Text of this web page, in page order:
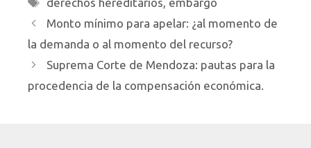
Monto mínimo para apelar: ¿al momento de
la demanda o al momento del recurso?
Suprema Corte de Mendoza: pautas para la
procedencia de la compensación económica.